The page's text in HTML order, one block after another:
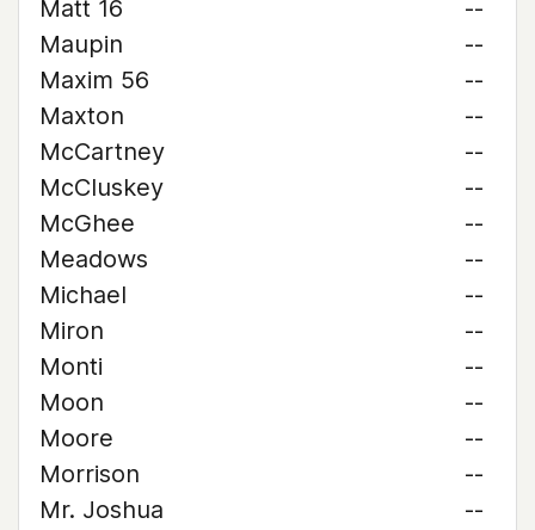
Matt 16
--
Maupin
--
Maxim 56
--
Maxton
--
McCartney
--
McCluskey
--
McGhee
--
Meadows
--
Michael
--
Miron
--
Monti
--
Moon
--
Moore
--
Morrison
--
Mr. Joshua
--